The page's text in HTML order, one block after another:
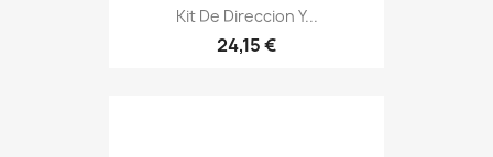
Kit De Direccion Y...
24,15 €